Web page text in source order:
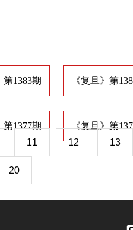
第1383期 《复旦》第
第1377期 《复旦》第
11 12 13
20